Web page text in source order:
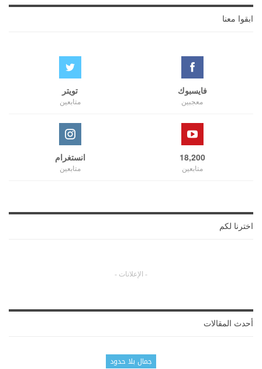
ابقوا معنا
فايسبوك
معجبين
تويتر
متابعين
18,200
متابعين
انستغرام
متابعين
اخترنا لكم
- الإعلانات -
أحدث المقالات
جمال بلا حدود